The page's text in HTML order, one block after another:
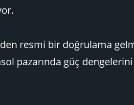
resmi bir doğrulama
pazarında güç